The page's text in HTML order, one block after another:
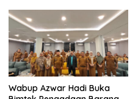
Wabup Azwar Hadi Buka